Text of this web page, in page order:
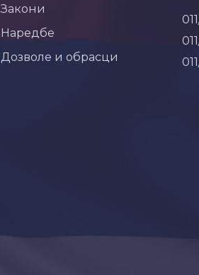
Закони
Наредбе
Дозволе и обрасци